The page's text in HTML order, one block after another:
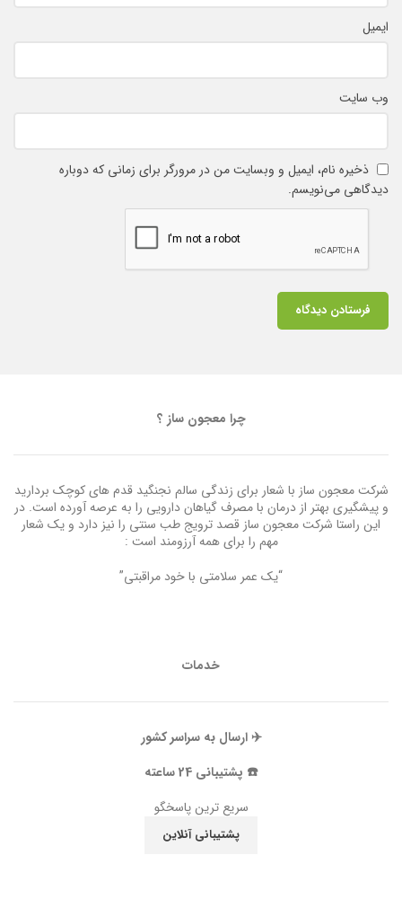
ایمیل
وب‌ سایت
ذخیره نام، ایمیل و وبسایت من در مرورگر برای زمانی که دوباره
دیدگاهی می‌نویسم.
چرا معجون ساز ؟
شرکت معجون ساز با شعار برای زندگی سالم نجنگید قدم های کوچک بردارید
و پیشگیری بهتر از درمان با مصرف گیاهان دارویی را به عرصه آورده است. در
این راستا شرکت معجون ساز قصد ترویج طب سنتی را نیز دارد و یک شعار
مهم را برای همه آرزومند است :
“یک عمر سلامتی با خود مراقبتی”
خدمات
✈️ ارسال به سراسر کشور
☎️ پشتیبانی 24 ساعته
سریع ترین پاسخگو
پشتیبانی آنلاین